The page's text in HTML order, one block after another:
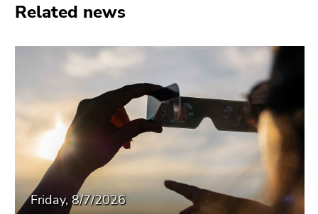
Related news
Friday, 8/7/2026